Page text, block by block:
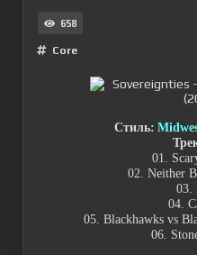
658
Сore
Стиль:
01.
02. Neither
03.
04.
05. Blackhawks vs
06.